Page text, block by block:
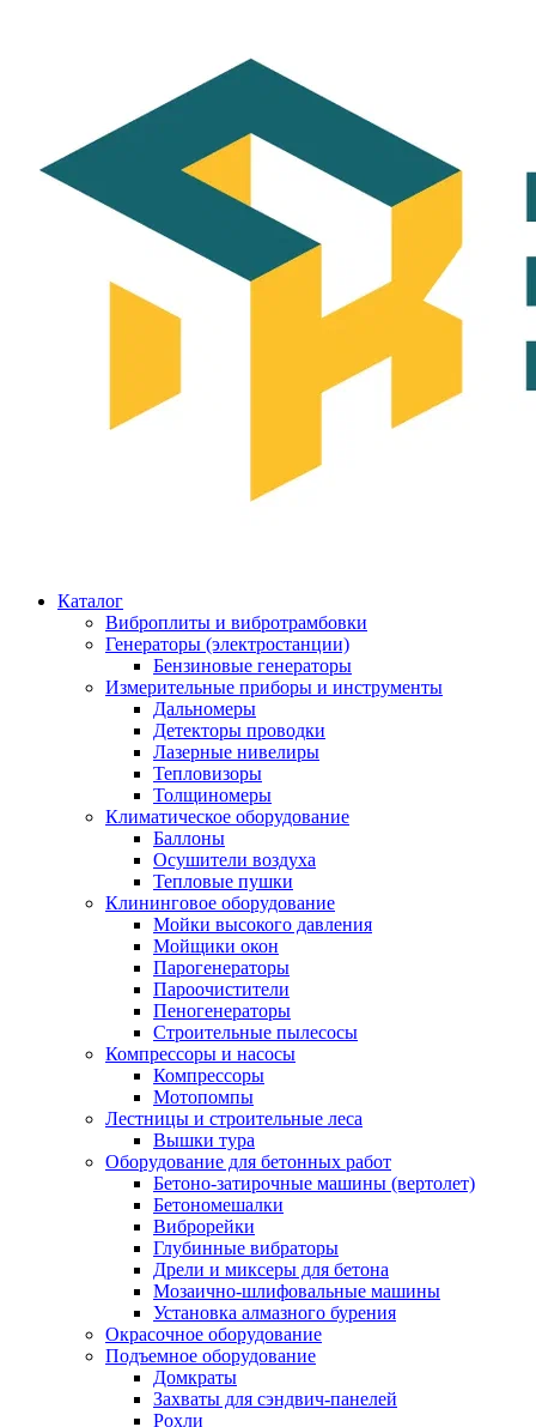
Каталог
Виброплиты и вибротрамбовки
Генераторы (электростанции)
Бензиновые генераторы
Измерительные приборы и инструменты
Дальномеры
Детекторы проводки
Лазерные нивелиры
Тепловизоры
Толщиномеры
Климатическое оборудование
Баллоны
Осушители воздуха
Тепловые пушки
Клининговое оборудование
Мойки высокого давления
Мойщики окон
Парогенераторы
Пароочистители
Пеногенераторы
Строительные пылесосы
Компрессоры и насосы
Компрессоры
Мотопомпы
Лестницы и строительные леса
Вышки тура
Оборудование для бетонных работ
Бетоно-затирочные машины (вертолет)
Бетономешалки
Виброрейки
Глубинные вибраторы
Дрели и миксеры для бетона
Мозаично-шлифовальные машины
Установка алмазного бурения
Окрасочное оборудование
Подъемное оборудование
Домкраты
Захваты для сэндвич-панелей
Рохли